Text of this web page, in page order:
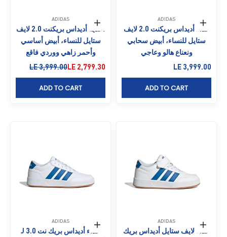
حدِّد الخيارات
ADIDAS
حذاء أديداس بريكنت 2.0 لايف
ستايل للنساء، أبيض سحابي
ونعناع هالو وعاجي
السعر بعد الخصم
LE 3,999.00
ADD TO CART
حدِّد الخيارات
ADIDAS
أحذية أديداس بريكنت 2.0 لايف
ستايل للنساء، أبيض أساسي
وأحمر زاهي ووردي فاقع
السعر بعد الخصم
LE 2,799.30السعر قبل الخصم
LE 3,999.00
ADD TO CART
حدِّد الخيارات
ADIDAS
حذاء لايف ستايل أديداس بريك
حدِّد الخيارات
ADIDAS
حذاء أديداس بريك نت 3.0 J